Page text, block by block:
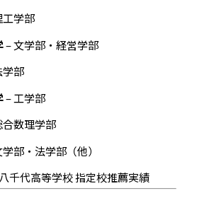
工学部
– 文学部・経営学部
学部
– 工学部
合数理学部
部・法学部（他）
千代高等学校 指定校推薦実績